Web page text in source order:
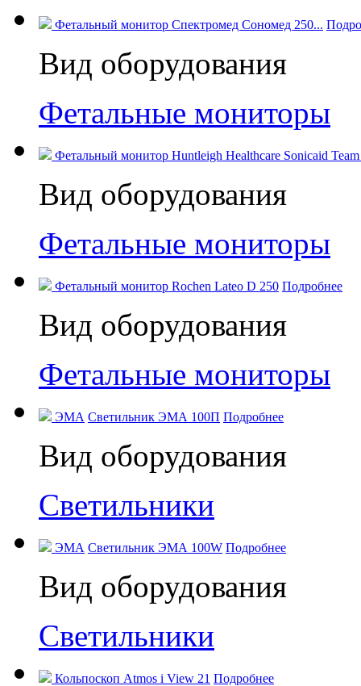
Фетальный монитор Спектромед Сономед 250...
Вид оборудования
Фетальные мониторы
Фетальный монитор Huntleigh Healthcare Sonicaid Team
Вид оборудования
Фетальные мониторы
Фетальный монитор Rochen Lateo D 250 Подробнее
Вид оборудования
Фетальные мониторы
ЭМА Светильник ЭМА 100П Подробнее
Вид оборудования
Светильники
ЭМА Светильник ЭМА 100W Подробнее
Вид оборудования
Светильники
Кольпоскоп Atmos i View 21 Подробнее